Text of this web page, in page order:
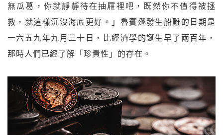
無瓜葛，你就靜靜待在抽屜裡吧，既然你不值得被拯
救，就這樣沉沒海底更好。」魯賓遜發生船難的日期是
一六五九年九月三十日，比經濟學的誕生早了兩百年，
那時人們已經了解「珍貴性」的存在。